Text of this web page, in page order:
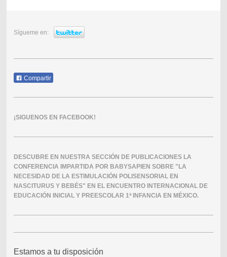
Sígueme en:
Compartir
¡SIGUENOS EN FACEBOOK!
DESCUBRE EN NUESTRA SECCIÓN DE PUBLICACIONES LA
CONFERENCIA IMPARTIDA POR BABYSAPIEN SOBRE "LA
NECESIDAD DE LA ESTIMULACIÓN POLISENSORIAL EN
NASCITURUS Y BEBÉS" EN EL ENCUENTRO INTERNACIONAL DE
EDUCACIÓN INICIAL Y PREESCOLAR 1ª INFANCIA EN MÉXICO.
Estamos a tu disposición